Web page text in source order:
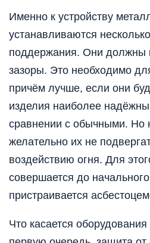
Именно к устройству
устанавливаются
поддержания. Они должны
зазоры. Это необходимо
причём лучше, если они
изделия наиболее
сравнении с обычными. Но
желательно их не
воздействию огня. Для
совершается до
пристраивается
Что касается